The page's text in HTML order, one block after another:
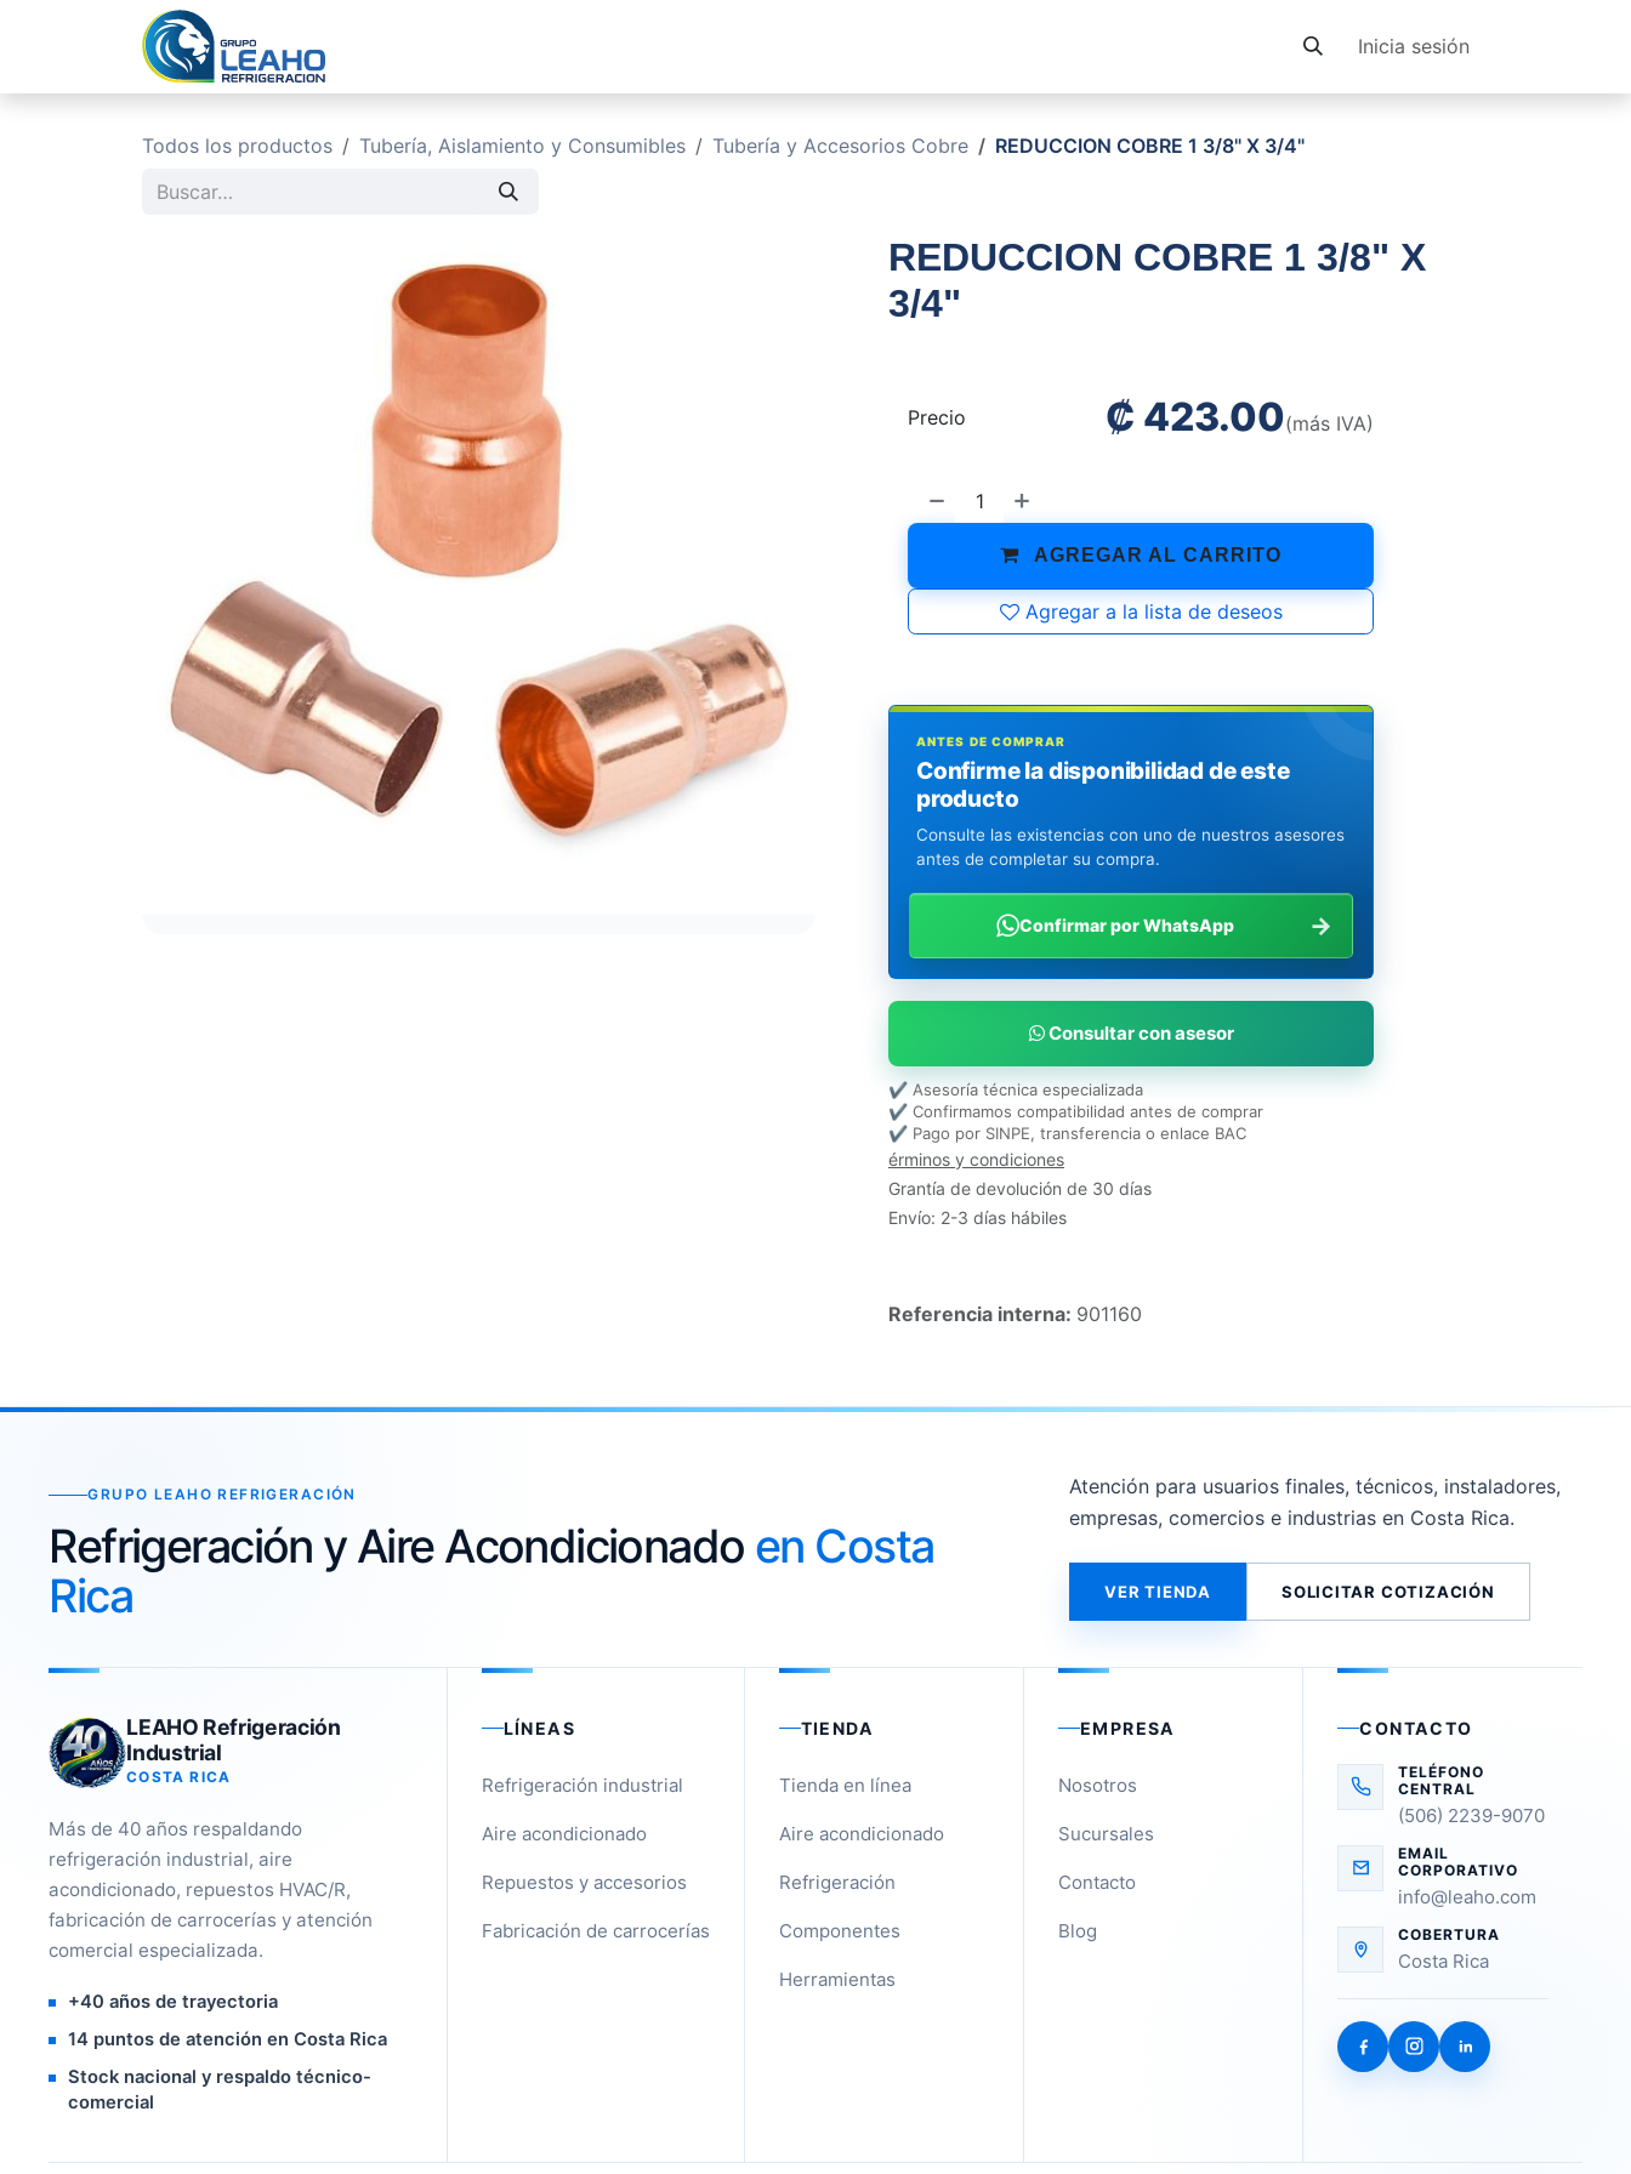
Inicia sesión
Todos los productos Tubería, Aislamiento y Consumibles Tubería y Accesorios Cobre REDUCCION COBRE 1 3/8" X 3/4"
REDUCCION COBRE 1 3/8" X
3/4"
AGREGAR AL CARRITO
Agregar a la lista de deseos
Precio ₡ 423.00(más IVA)
ANTES DE COMPRAR
Confirme la disponibilidad de este
producto
Consulte las existencias con uno de nuestros asesores
antes de completar su compra.
Confirmar por WhatsApp →
Consultar con asesor
✔ Asesoría técnica especializada
✔ Confirmamos compatibilidad antes de comprar
✔ Pago por SINPE, transferencia o enlace BAC
érminos y condiciones
Grantía de devolución de 30 días
Envío: 2-3 días hábiles
Referencia interna: 901160
GRUPO LEAHO REFRIGERACIÓN
Refrigeración y Aire Acondicionado en Costa
Rica
Atención para usuarios finales, técnicos, instaladores,
empresas, comercios e industrias en Costa Rica.
VER TIENDA SOLICITAR COTIZACIÓN
LEAHO Refrigeración
Industrial
COSTA RICA
Más de 40 años respaldando
refrigeración industrial, aire
acondicionado, repuestos HVAC/R,
fabricación de carrocerías y atención
comercial especializada.
+40 años de trayectoria
14 puntos de atención en Costa Rica
Stock nacional y respaldo técnico-
comercial
LÍNEAS
Refrigeración industrial
Aire acondicionado
Repuestos y accesorios
Fabricación de carrocerías
TIENDA
Tienda en línea
Aire acondicionado
Refrigeración
Componentes
Herramientas
EMPRESA
Nosotros
Sucursales
Contacto
Blog
CONTACTO
TELÉFONO
CENTRAL
(506) 2239-9070
EMAIL
CORPORATIVO
info@leaho.com
COBERTURA
Costa Rica